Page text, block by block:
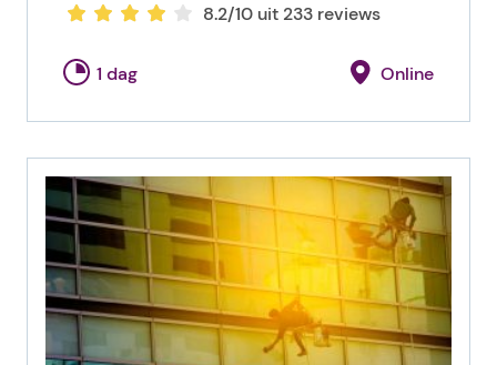
8.2/10 uit 233 reviews
1 dag Online